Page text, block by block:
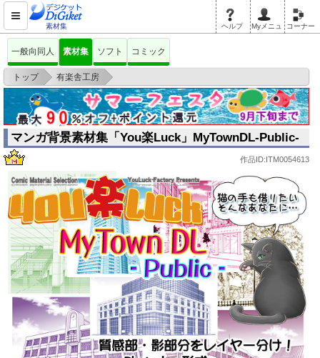
素材集 ヘルプ Myメニュ コーナー
一般向同人 素材集 ソフト コミック
トップ > 有楽舎工房
>
マンガ背景素材集「You楽Luck」MyTownDL-Public-
マンガ背景素材集「You楽Luck」MyTownDL-Public-
作品ID:ITM0054613